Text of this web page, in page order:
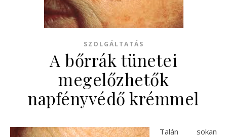
SZOLGÁLTATÁS
A bőrrák tünetei
megelőzhetők
napfényvédő krémmel
Talán sokan